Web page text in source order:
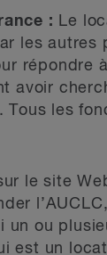
: Le
les autres
répondre
avoir
Tous les
le site
un ou
est un